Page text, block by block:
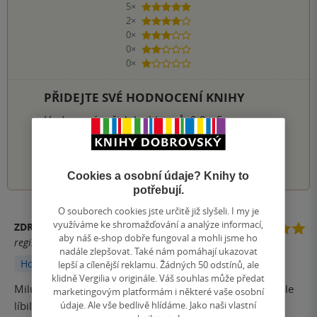
5×
5 hvězdiček
2×
4 hvězdičky
0×
3 hvězdičky
0×
2 hvězdičky
0×
1 hvezdička
PŘIDEJTE SVÉ HODNOCENÍ KNIHY
Hodnocení našich knihkupců: 0.0 z 5
ZDRAVOTNÍK
registrovaný uživatel
Hodnoceno z aplikace
Miluju toooooooooo. I když jsem to čekala trochu jiný ale
líbilo se mi to ale těšila jsem se že se dají Cyprián a Zoe
Cookies a osobní údaje? Knihy to
potřebují.
O souborech cookies jste určitě již slyšeli. I my je
využíváme ke shromažďování a analýze informací,
aby náš e-shop dobře fungoval a mohli jsme ho
nadále zlepšovat. Také nám pomáhají ukazovat
lepší a cílenější reklamu. Žádných 50 odstínů, ale
klidně Vergilia v originále. Váš souhlas může předat
marketingovým platformám i některé vaše osobní
údaje. Ale vše bedlivě hlídáme. Jako naši vlastní